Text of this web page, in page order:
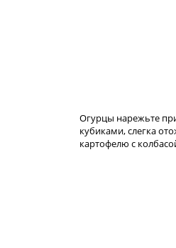
Огурцы нарежьте
кубиками, слегка
картофелю с